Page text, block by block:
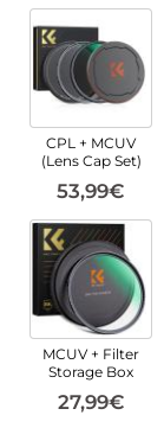
CPL + MCUV
(Lens Cap Set)
53,99€
MCUV + Filter
Storage Box
27,99€